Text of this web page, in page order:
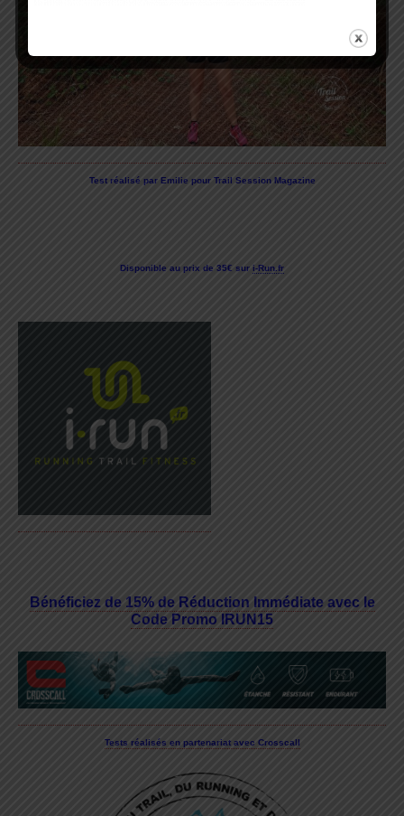
Test réalisé par Emilie pour Trail Session Magazine
Disponible au prix de 35€ sur i-Run.fr
Bénéficiez de 15% de Réduction Immédiate avec le
Code Promo IRUN15
Tests réalisés en partenariat avec Crosscall